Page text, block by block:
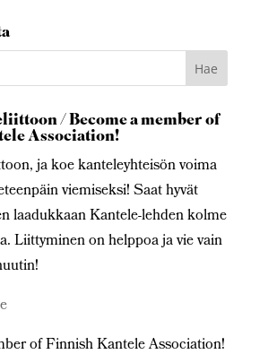
/ Become a member of
Association!
ja koe kanteleyhteisön voima
viemiseksi! Saat hyvät
laadukkaan Kantele-lehden kolme
Liittyminen on helppoa ja vie vain
of Finnish Kantele Association!